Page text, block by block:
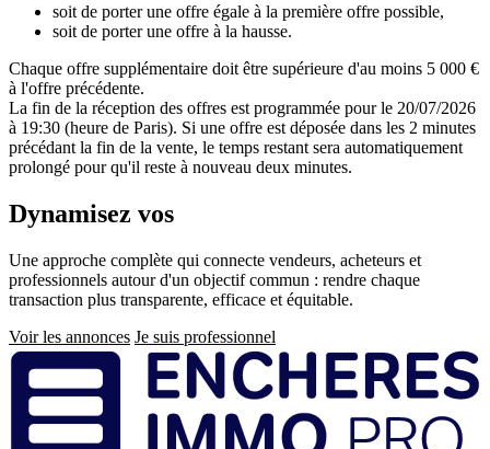
soit de porter une offre égale à la première offre possible,
soit de porter une offre à la hausse.
Chaque offre supplémentaire doit être supérieure d'au moins 5 000 €
à l'offre précédente.
La fin de la réception des offres est programmée pour le 20/07/2026
à 19:30 (heure de Paris). Si une offre est déposée dans les 2 minutes
précédant la fin de la vente, le temps restant sera automatiquement
prolongé pour qu'il reste à nouveau deux minutes.
Dynamisez vos
Une approche complète qui connecte vendeurs, acheteurs et
professionnels autour d'un objectif commun : rendre chaque
transaction plus transparente, efficace et équitable.
Voir les annonces Je suis professionnel
Pied
de
page